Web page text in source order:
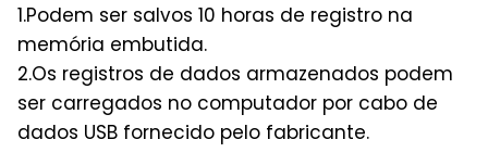
1.Podem ser salvos 10 horas de registro na
memória embutida.
2.Os registros de dados armazenados podem
ser carregados no computador por cabo de
dados USB fornecido pelo fabricante.